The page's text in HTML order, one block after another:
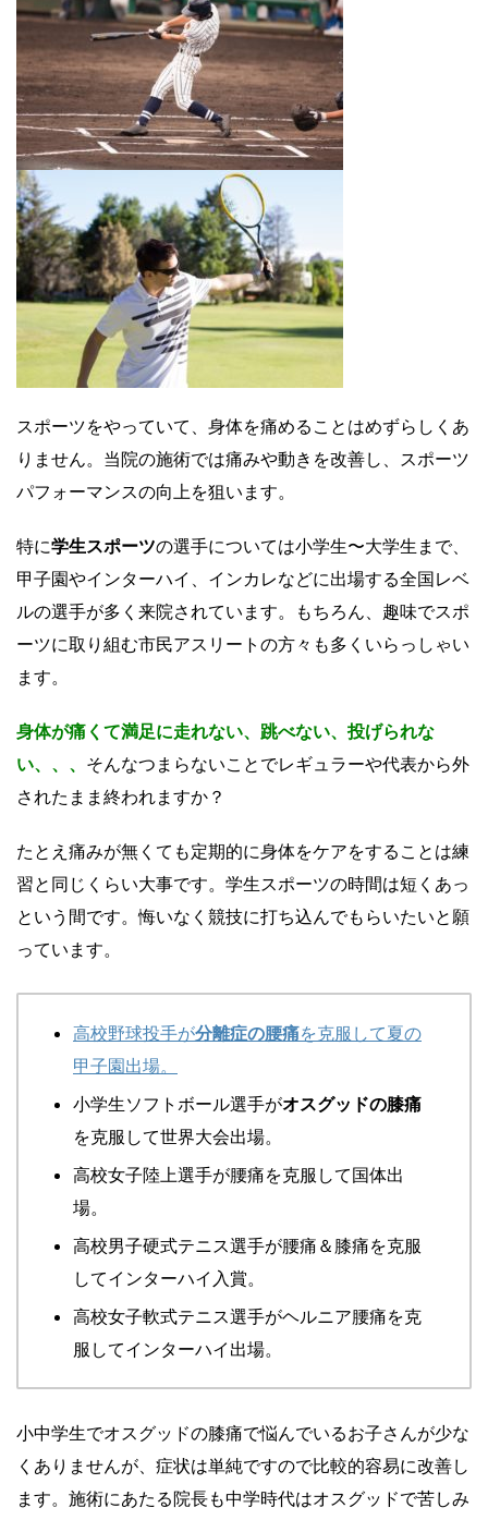
スポーツをやっていて、身体を痛めることはめずらしくあ
りません。当院の施術では痛みや動きを改善し、スポーツ
パフォーマンスの向上を狙います。
特に学生スポーツの選手については小学生〜大学生まで、
甲子園やインターハイ、インカレなどに出場する全国レベ
ルの選手が多く来院されています。もちろん、趣味でスポ
ーツに取り組む市民アスリートの方々も多くいらっしゃい
ます。
身体が痛くて満足に走れない、跳べない、投げられな
い、、、 そんなつまらないことでレギュラーや代表から外
されたまま終われますか？
たとえ痛みが無くても定期的に身体をケアをすることは練
習と同じくらい大事です。学生スポーツの時間は短くあっ
という間です。悔いなく競技に打ち込んでもらいたいと願
っています。
高校野球投手が分離症の腰痛を克服して夏の
甲子園出場。
小学生ソフトボール選手がオスグッドの膝痛
を克服して世界大会出場。
高校女子陸上選手が腰痛を克服して国体出
場。
高校男子硬式テニス選手が腰痛＆膝痛を克服
してインターハイ入賞。
高校女子軟式テニス選手がヘルニア腰痛を克
服してインターハイ出場。
小中学生でオスグッドの膝痛で悩んでいるお子さんが少な
くありませんが、症状は単純ですので比較的容易に改善し
ます。施術にあたる院長も中学時代はオスグッドで苦しみ